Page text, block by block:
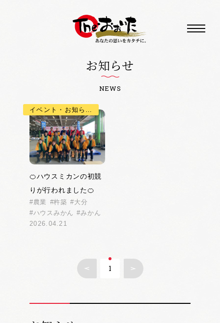
お知らせ
NEWS
🍊ハウスミカンの初競
りが行われました🍊
農業 杵築
大分
ハウスみかん
みかん
2026.04.21
1